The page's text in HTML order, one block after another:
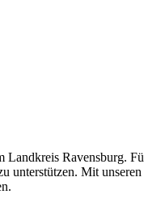
Ravensburg.
unterstützen. Mit